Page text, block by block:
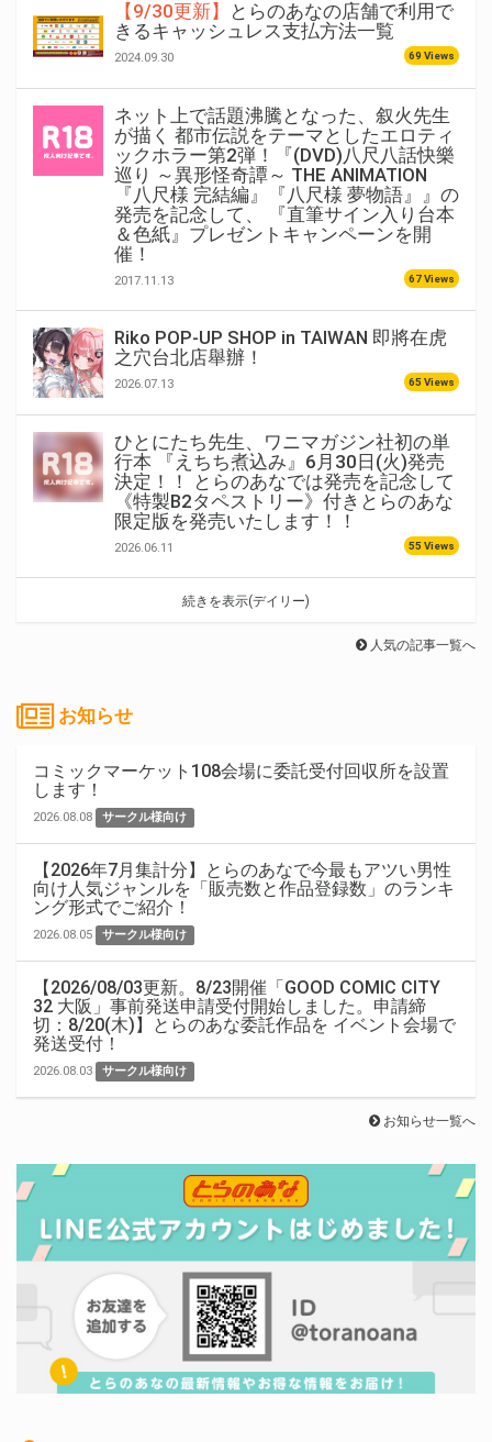
【9/30更新】
とらのあなの店舗で利用で
きるキャッシュレス支払方法一覧
2024.09.30 69 Views
ネット上で話題沸騰となった、叙火先生
が描く 都市伝説をテーマとしたエロティ
ックホラー第2弾！『(DVD)八尺八話快樂
巡り ～異形怪奇譚～ THE ANIMATION
『八尺様 完結編』『八尺様 夢物語』』の
発売を記念して、 『直筆サイン入り台本
＆色紙』プレゼントキャンペーンを開
催！
2017.11.13 67 Views
Riko POP-UP SHOP in TAIWAN 即將在虎
之穴台北店舉辦！
2026.07.13 65 Views
ひとにたち先生、ワニマガジン社初の単
行本 『えちち煮込み』6月30日(火)発売
決定！！ とらのあなでは発売を記念して
《特製B2タペストリー》付きとらのあな
限定版を発売いたします！！
2026.06.11 55 Views
続きを表示(デイリー)
人気の記事一覧へ
お知らせ
コミックマーケット108会場に委託受付回収所を設置
します！
2026.08.08 サークル様向け
【2026年7月集計分】とらのあなで今最もアツい男性
向け人気ジャンルを「販売数と作品登録数」のランキ
ング形式でご紹介！
2026.08.05 サークル様向け
【2026/08/03更新。8/23開催「GOOD COMIC CITY
32 大阪」事前発送申請受付開始しました。申請締
切：8/20(木)】とらのあな委託作品を イベント会場で
発送受付！
2026.08.03 サークル様向け
お知らせ一覧へ